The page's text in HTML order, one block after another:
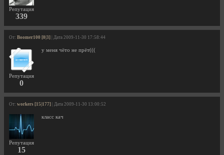
Репутация
339
От: Boomer100 [0|3] | Дата 2009-11-30 17:58:44
Репутация
0
у меня чёто не прёт(((
От: workers [15|177] | Дата 2009-11-30 13:00:52
Репутация
15
класс кач